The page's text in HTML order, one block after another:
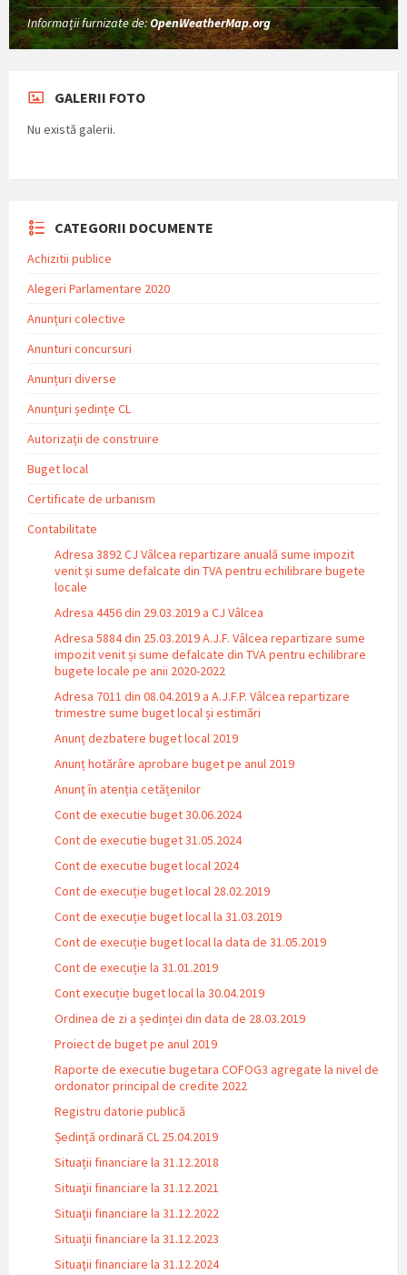
Informații furnizate de:OpenWeatherMap.org
GALERII FOTO
Nu există galerii.
CATEGORII DOCUMENTE
Achizitii publice
Alegeri Parlamentare 2020
Anunțuri colective
Anunturi concursuri
Anunțuri diverse
Anunțuri ședințe CL
Autorizații de construire
Buget local
Certificate de urbanism
Contabilitate
Adresa 3892 CJ Vâlcea repartizare anuală sume impozit
venit și sume defalcate din TVA pentru echilibrare bugete
locale
Adresa 4456 din 29.03.2019 a CJ Vâlcea
Adresa 5884 din 25.03.2019 A.J.F. Vâlcea repartizare sume
impozit venit și sume defalcate din TVA pentru echilibrare
bugete locale pe anii 2020-2022
Adresa 7011 din 08.04.2019 a A.J.F.P. Vâlcea repartizare
trimestre sume buget local și estimări
Anunț dezbatere buget local 2019
Anunț hotărâre aprobare buget pe anul 2019
Anunț în atenția cetățenilor
Cont de executie buget 30.06.2024
Cont de executie buget 31.05.2024
Cont de executie buget local 2024
Cont de execuție buget local 28.02.2019
Cont de execuție buget local la 31.03.2019
Cont de execuție buget local la data de 31.05.2019
Cont de execuție la 31.01.2019
Cont execuție buget local la 30.04.2019
Ordinea de zi a ședinței din data de 28.03.2019
Proiect de buget pe anul 2019
Raporte de executie bugetara COFOG3 agregate la nivel de
ordonator principal de credite 2022
Registru datorie publică
Ședință ordinară CL 25.04.2019
Situații financiare la 31.12.2018
Situaţii financiare la 31.12.2021
Situaţii financiare la 31.12.2022
Situații financiare la 31.12.2023
Situaţii financiare la 31.12.2024